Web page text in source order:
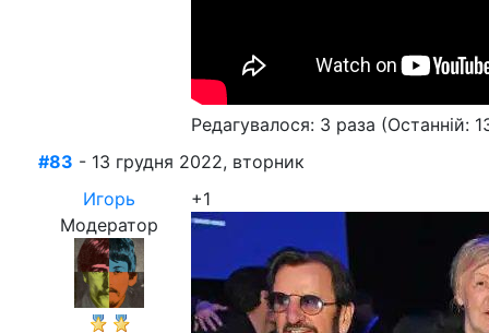
Редагувалося: 3 раза (Останній:
#83 - 13 грудня 2022, вторник
Игорь
Модератор
+1